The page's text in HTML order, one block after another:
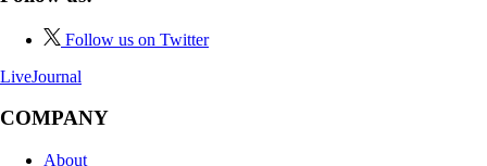
Follow us on Twitter
LiveJournal
COMPANY
About